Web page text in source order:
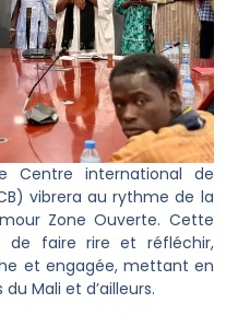
international de
vibrera au rythme de la
Zone Ouverte. Cette
de faire rire et réfléchir,
et engagée, mettant en
Mali et d’ailleurs.